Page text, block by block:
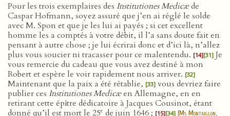
Pour les trois exemplaires des Institutiones Medicæde
Caspar Hofmann, soyez assuré que j’en ai réglé le solde
avec M. Spon et que je les lui ai payés ; si cet excellent
homme les a comptés à votre débit, il l’a sans doute fait en
pensant à autre chose ; je lui écrirai donc et d’ici là, n’allez
plus vous soucier ni tracasser pour ce malentendu. [14][31] Je
vous remercie du cadeau que vous avez destiné à mon
Robert et espère le voir rapidement nous arriver. [32]
Maintenant que la paix a été rétablie, [33] vous devriez faire
publier ces Institutiones Medicæen Allemagne, en en
retirant cette épître dédicatoire à Jacques Cousinot, étant
donné qu’il est mort le 25e de juin 1646 ; [15][34] [Ms Montaiglon,